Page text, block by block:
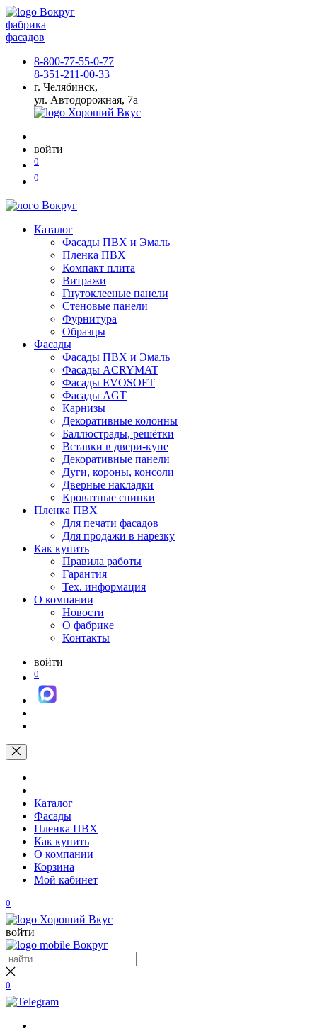
фабрика
фасадов
8-800-77-55-0-77
8-351-211-00-33
г. Челябинск,
ул. Автодорожная, 7а
войти
0
0
Каталог
Фасады ПВХ и Эмаль
Пленка ПВХ
Компакт плита
Витражи
Гнутоклееные панели
Стеновые панели
Фурнитура
Образцы
Фасады
Фасады ПВХ и Эмаль
Фасады ACRYMAT
Фасады EVOSOFT
Фасады AGT
Карнизы
Декоративные колонны
Баллюстрады, решётки
Вставки в двери-купе
Декоративные панели
Дуги, короны, консоли
Дверные накладки
Кроватные спинки
Пленка ПВХ
Для печати фасадов
Для продажи в нарезку
Как купить
Правила работы
Гарантия
Тех. информация
О компании
Новости
О фабрике
Контакты
войти
0
Каталог
Фасады
Пленка ПВХ
Как купить
О компании
Корзина
Мой кабинет
0
войти
0